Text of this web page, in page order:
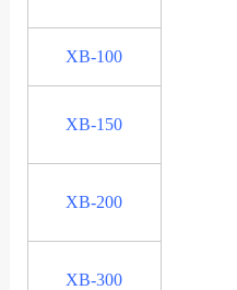
XB-100
XB-150
XB-200
XB-300